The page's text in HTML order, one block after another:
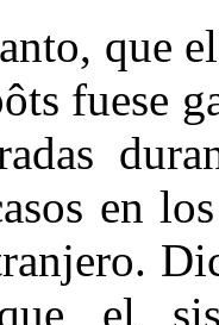
que
fuese
en
el